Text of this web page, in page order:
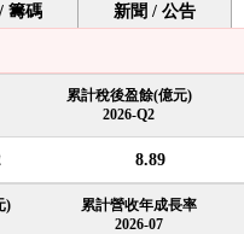
籌碼 新聞 / 公告
累計稅後盈餘(億元)
2026-Q2
8.89
)
累計營收年成長率
2026-07